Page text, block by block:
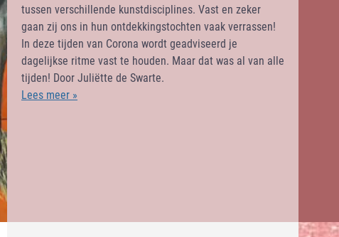
tussen verschillende kunstdisciplines. Vast en zeker
gaan zij ons in hun ontdekkingstochten vaak verrassen!
In deze tijden van Corona wordt geadviseerd je
dagelijkse ritme vast te houden. Maar dat was al van alle
tijden! Door Juliëtte de Swarte.
Lees meer »